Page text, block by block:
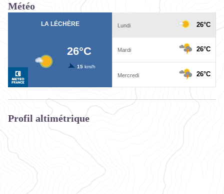
Météo
Profil altimétrique